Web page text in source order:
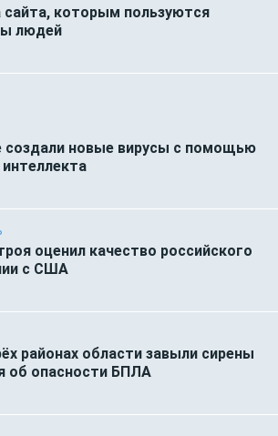
сайта, которым пользуются
людей
создали новые вирусы с помощью
оценил качество российского
с США
районах области завыли сирены
об опасности БПЛА